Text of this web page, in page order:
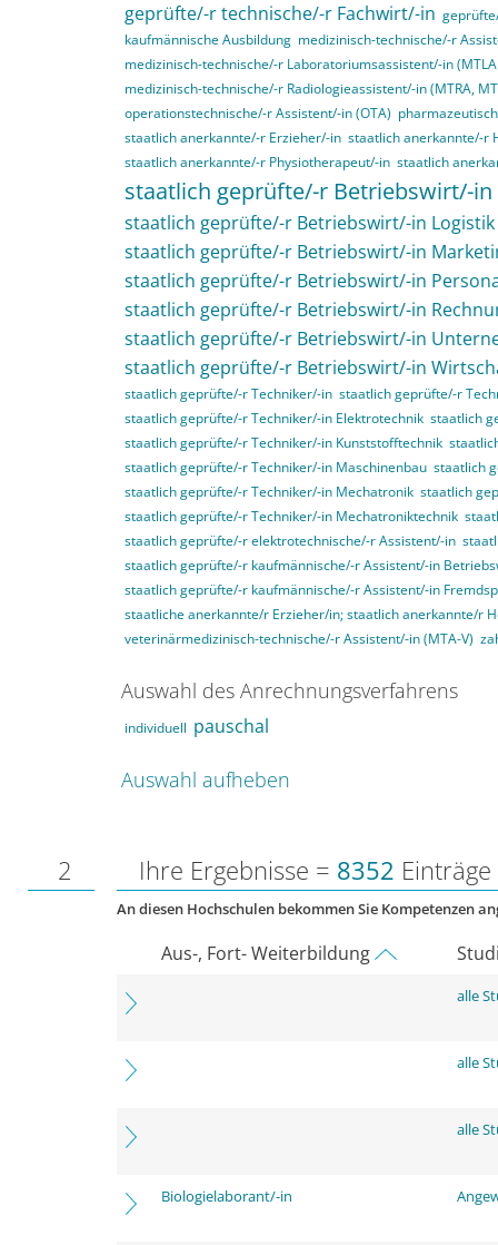
geprüfte/-r technische/-r Fachwirt/-in
kaufmännische Ausbildung medizinisch-technische/-r
medizinisch-technische/-r Laboratoriumsassistent/-in
medizinisch-technische/-r Radiologieassistent/-in (MTRA,
operationstechnische/-r Assistent/-in (OTA)
staatlich anerkannte/-r Erzieher/-in staatlich anerkannte/-r
staatlich anerkannte/-r Physiotherapeut/-in staatlich
staatlich geprüfte/-r Betriebswirt/-in
staatlich geprüfte/-r Betriebswirt/-in Logistik
staatlich geprüfte/-r Betriebswirt/-in
staatlich geprüfte/-r Betriebswirt/-in
staatlich geprüfte/-r Betriebswirt/-in
staatlich geprüfte/-r Betriebswirt/-in
staatlich geprüfte/-r Betriebswirt/-in
staatlich geprüfte/-r Techniker/-in staatlich geprüfte/-r
staatlich geprüfte/-r Techniker/-in Elektrotechnik staatlich
staatlich geprüfte/-r Techniker/-in Kunststofftechnik
staatlich geprüfte/-r Techniker/-in Maschinenbau staatlich
staatlich geprüfte/-r Techniker/-in Mechatronik staatlich
staatlich geprüfte/-r Techniker/-in Mechatroniktechnik
staatlich geprüfte/-r elektrotechnische/-r Assistent/-in
staatlich geprüfte/-r kaufmännische/-r Assistent/-in
staatlich geprüfte/-r kaufmännische/-r Assistent/-in
staatliche anerkannte/r Erzieher/in; staatlich anerkannte/r
veterinärmedizinisch-technische/-r Assistent/-in (MTA-V)
Auswahl des Anrechnungsverfahrens
individuell pauschal
Auswahl aufheben
2 Ihre Ergebnisse = 8352 Einträge
An diesen Hochschulen bekommen Sie Kompetenzen
Aus-, Fort- Weiterbildung
alle
alle
alle
Biologielaborant/-in